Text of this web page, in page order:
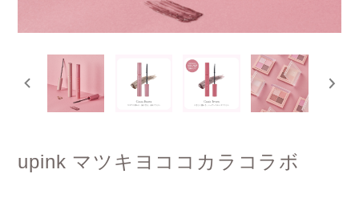
upink マツキヨココカラコラボ